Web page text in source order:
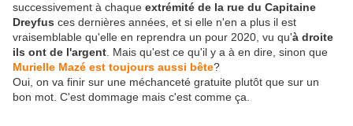
successivement à chaque extrémité de la rue du Capitaine
Dreyfus ces dernières années, et si elle n'en a plus il est
vraisemblable qu'elle en reprendra un pour 2020, vu qu'à droite
ils ont de l'argent . Mais qu'est ce qu'il y a à en dire, sinon que
Murielle Mazé est toujours aussi bête?
Oui, on va finir sur une méchanceté gratuite plutôt que sur un
bon mot. C'est dommage mais c'est comme ça.